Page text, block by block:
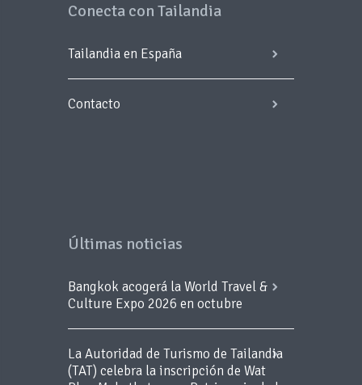
Conecta con Tailandia
Tailandia en España
Contacto
Últimas noticias
Bangkok acogerá la World Travel &
Culture Expo 2026 en octubre
La Autoridad de Turismo de Tailandia
(TAT) celebra la inscripción de Wat